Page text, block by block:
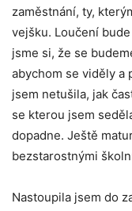
zaměstnání, ty,
vejšku. Loučení
jsme si, že se
abychom se viděly a
jsem netušila, jak
se kterou jsem
dopadne. Ještě
bezstarostnými
Nastoupila jsem do